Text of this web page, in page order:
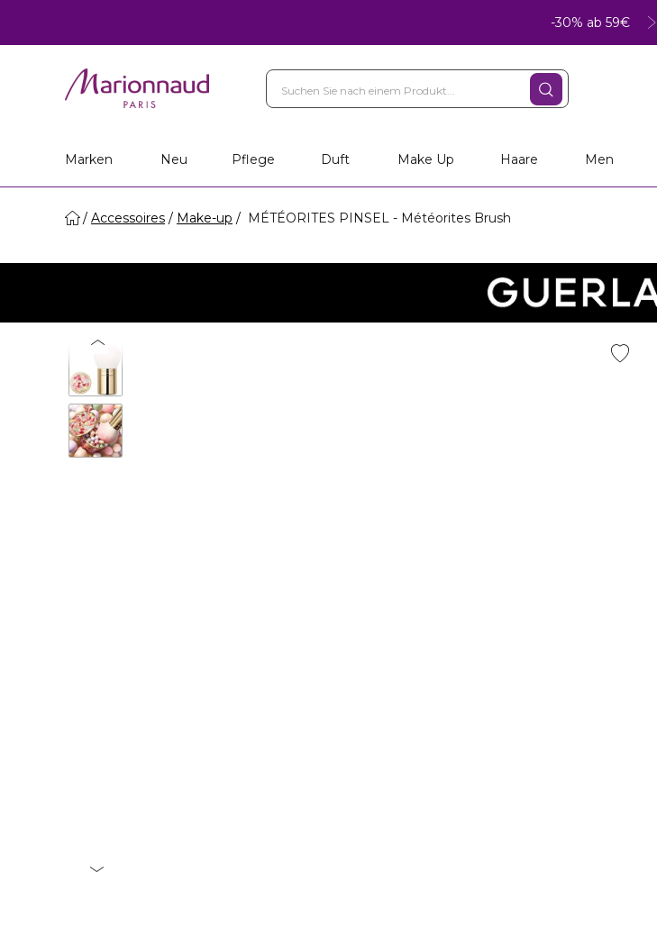
-30% ab 59€
Marken Neu Pflege Duft Make Up Haare Men
Accessoires Make-up MÉTÉORITES PINSEL - Météorites Brush